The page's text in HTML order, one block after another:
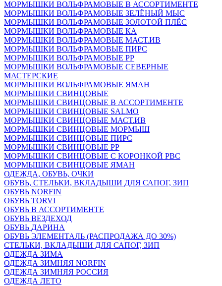
МОРМЫШКИ ВОЛЬФРАМОВЫЕ В АССОРТИМЕНТЕ
МОРМЫШКИ ВОЛЬФРАМОВЫЕ ЗЕЛЁНЫЙ МЫС
МОРМЫШКИ ВОЛЬФРАМОВЫЕ ЗОЛОТОЙ ПЛЁС
МОРМЫШКИ ВОЛЬФРАМОВЫЕ КА
МОРМЫШКИ ВОЛЬФРАМОВЫЕ МАСТ.ИВ
МОРМЫШКИ ВОЛЬФРАМОВЫЕ ПИРС
МОРМЫШКИ ВОЛЬФРАМОВЫЕ РР
МОРМЫШКИ ВОЛЬФРАМОВЫЕ СЕВЕРНЫЕ
МАСТЕРСКИЕ
МОРМЫШКИ ВОЛЬФРАМОВЫЕ ЯМАН
МОРМЫШКИ СВИНЦОВЫЕ
МОРМЫШКИ СВИНЦОВЫЕ В АССОРТИМЕНТЕ
МОРМЫШКИ СВИНЦОВЫЕ SALMO
МОРМЫШКИ СВИНЦОВЫЕ МАСТ.ИВ
МОРМЫШКИ СВИНЦОВЫЕ МОРМЫШ
МОРМЫШКИ СВИНЦОВЫЕ ПИРС
МОРМЫШКИ СВИНЦОВЫЕ РР
МОРМЫШКИ СВИНЦОВЫЕ С КОРОНКОЙ РВС
МОРМЫШКИ СВИНЦОВЫЕ ЯМАН
ОДЕЖДА, ОБУВЬ, ОЧКИ
ОБУВЬ, СТЕЛЬКИ, ВКЛАДЫШИ ДЛЯ САПОГ, ЗИП
ОБУВЬ NORFIN
ОБУВЬ TORVI
ОБУВЬ В АССОРТИМЕНТЕ
ОБУВЬ ВЕЗДЕХОД
ОБУВЬ ДАРИНА
ОБУВЬ ЭЛЕМЕНТАЛЬ (РАСПРОДАЖА ДО 30%)
СТЕЛЬКИ, ВКЛАДЫШИ ДЛЯ САПОГ, ЗИП
ОДЕЖДА ЗИМА
ОДЕЖДА ЗИМНЯЯ NORFIN
ОДЕЖДА ЗИМНЯЯ РОССИЯ
ОДЕЖДА ЛЕТО